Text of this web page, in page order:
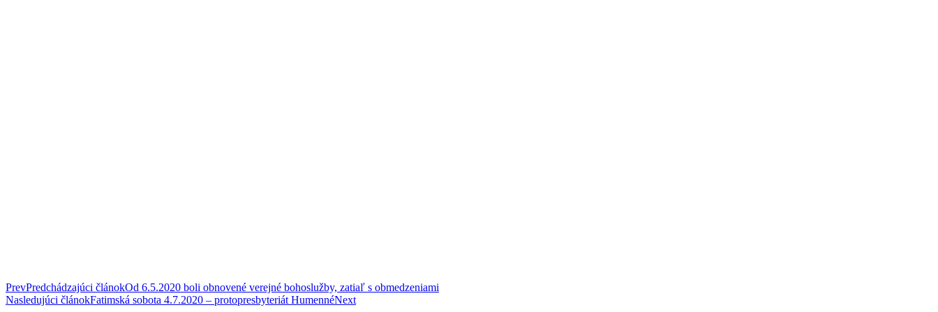
PrevPredchádzajúci článokOd 6.5.2020 boli obnovené verejné bohoslužby, zatiaľ s obmedzeniami
Nasledujúci článokFatimská sobota 4.7.2020 – protopresbyteriát HumennéNext